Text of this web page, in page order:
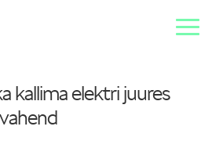
kallima elektri juures